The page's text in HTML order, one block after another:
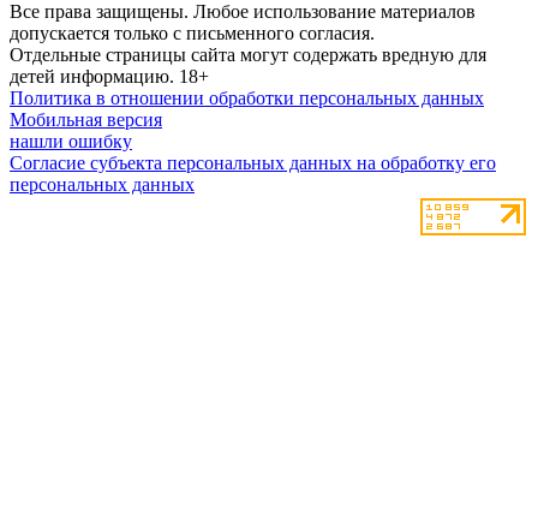
Все права защищены. Любое использование материалов
допускается только с письменного согласия.
Отдельные страницы сайта могут содержать вредную для
детей информацию. 18+
Политика в отношении обработки персональных данных
Мобильная версия
нашли ошибку
Согласие субъекта персональных данных на обработку его
персональных данных